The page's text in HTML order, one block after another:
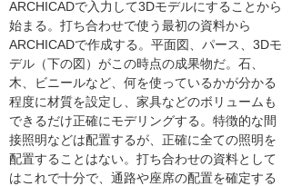
ARCHICADで入力して3Dモデルにすることから
始まる。打ち合わせで使う最初の資料から
ARCHICADで作成する。平面図、パース、3Dモ
デル（下の図）がこの時点の成果物だ。石、
木、ビニールなど、何を使っているかが分かる
程度に材質を設定し、家具などのボリュームも
できるだけ正確にモデリングする。特徴的な間
接照明などは配置するが、正確に全ての照明を
配置することはない。打ち合わせの資料として
はこれで十分で、通路や座席の配置を確定する